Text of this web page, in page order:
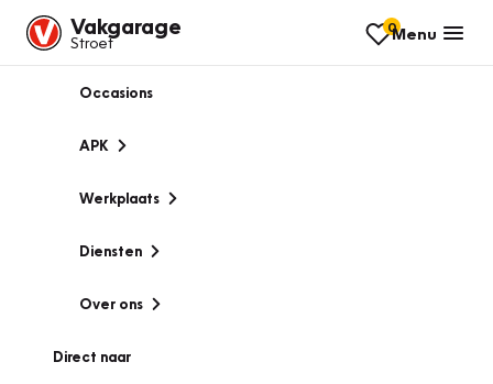
Vakgarage
Stroet
0Menu
Occasions
APK
Werkplaats
Diensten
Over ons
Direct naar